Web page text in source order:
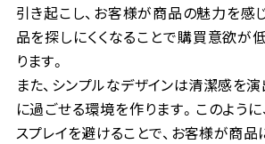
引き起こし、お客様が商品の魅力を感
品を探しにくくなることで購買意欲が
ります。
また、シンプルなデザインは清潔感を
に過ごせる環境を作ります。このよう
スプレイを避けることで、お客様が商品